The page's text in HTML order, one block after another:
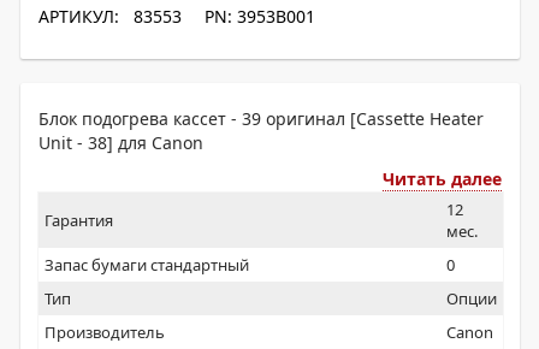
АРТИКУЛ: 83553 PN: 3953B001
Блок подогрева кассет - 39 оригинал [Cassette Heater
Unit - 38] для Canon
Читать далее
Гарантия
12
мес.
Запас бумаги стандартный
0
Тип
Опции
Производитель
Canon